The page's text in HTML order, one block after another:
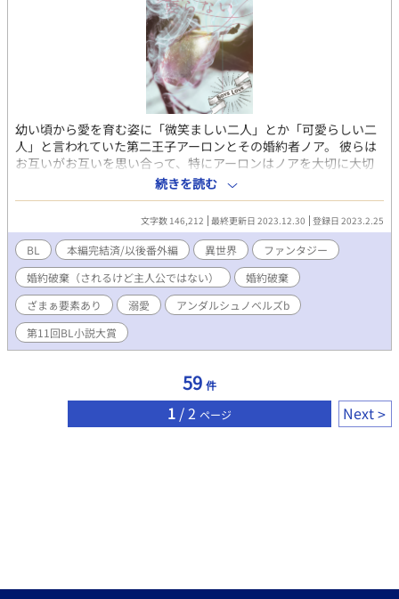
幼い頃から愛を育む姿に「微笑ましい二人」とか「可愛らしい二
人」と言われていた第二王子アーロンとその婚約者ノア。 彼らは
お互いがお互いを思い合って、特にアーロンはノアを大切に大切
にして過ごしていた。 自分のせいで大変な思いをして、難しく厳
しい人生を歩むだろうノア。アーロンはノアに自分の気持ちを素
直にいい愛をまっすぐに伝えてきていた。 その二人とは対照的に
第一王子とその婚約者にあった溝は年々膨らむ。 そしてアーロン
は兄から驚くべきことを聞くのであった。 🔺 本編は完結済 🔺
10/29『ぼくたちも、運命なんて要らない（と思う）』完結しまし
た。 🔺 その他の番外編は時々更新 ✔︎ 第二王子×婚約者 ✔︎ 第二王
子は優男（優美）容姿、婚約者大好き。頼られる男になりたい。
✔︎ 婚約者は公爵家長男ふんわり美人。精霊に祝福されてる。 ✔︎ あ
えてタグで触れてない要素、あります。 ✔︎ 脇でGL要素がありま
す。 ✔︎ 同性婚可能で同性でも妊娠可能な設定（作中で妊娠した描
のは、個人サイトでリクエストしていただいたものです。こちら
ではリクエスト内容やお礼などの後書きを省略させていただいて
います。 【 『セーリオ様の祝福シリーズ』とのクロスオーバーに
🔺 ➡︎『セーリオ様の祝福シリーズ』とは、「真面目な第一王子殿
続きを読む
文字数 146,212 最終更新日 2023.12.30 登録日 2023.2.25
BL 本編完結済/以後番外編 異世界
ファンタジー
婚約破棄（されるけど主人公ではない）
婚約破棄
ざまぁ要素あり
溺愛
アンダルシュノベルズb
第11回BL小説大賞
59 件
1 / 2 ページ Next